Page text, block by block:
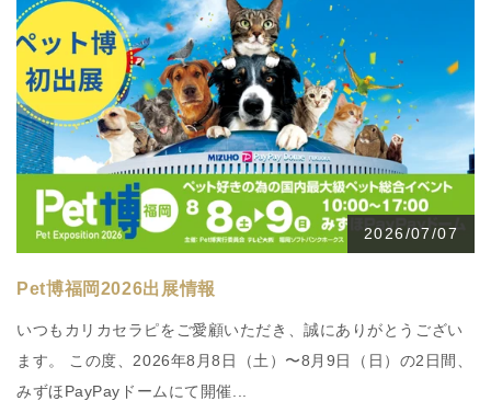
2026/07/07
Pet博福岡2026出展情報
いつもカリカセラピをご愛顧いただき、誠にありがとうござい
ます。 この度、2026年8月8日（土）〜8月9日（日）の2日間、
みずほPayPayドームにて開催...